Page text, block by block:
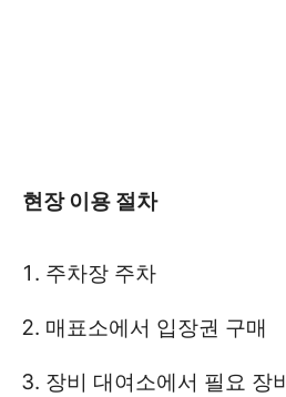
현장 이용 절차
주차장 주차
매표소에서 입장권 구매
장비 대여소에서 필요 장